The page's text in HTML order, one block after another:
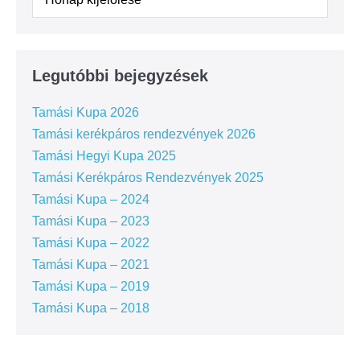
Legutóbbi bejegyzések
Tamási Kupa 2026
Tamási kerékpáros rendezvények 2026
Tamási Hegyi Kupa 2025
Tamási Kerékpáros Rendezvények 2025
Tamási Kupa – 2024
Tamási Kupa – 2023
Tamási Kupa – 2022
Tamási Kupa – 2021
Tamási Kupa – 2019
Tamási Kupa – 2018